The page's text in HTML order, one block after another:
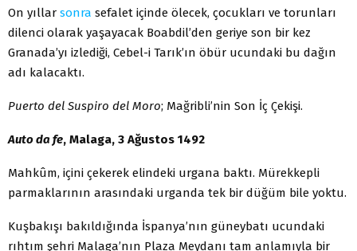
On yıllar sonra sefalet içinde ölecek, çocukları ve torunları
dilenci olarak yaşayacak Boabdil’den geriye son bir kez
Granada’yı izlediği, Cebel-i Tarık’ın öbür ucundaki bu dağın
adı kalacaktı.
Puerto del Suspiro del Moro; Mağribli’nin Son İç Çekişi.
Auto da fe, Malaga, 3 Ağustos 1492
Mahkûm, içini çekerek elindeki urgana baktı. Mürekkepli
parmaklarının arasındaki urganda tek bir düğüm bile yoktu.
Kuşbakışı bakıldığında İspanya’nın güneybatı ucundaki
rıhtım şehri Malaga’nın Plaza Meydanı tam anlamıyla bir